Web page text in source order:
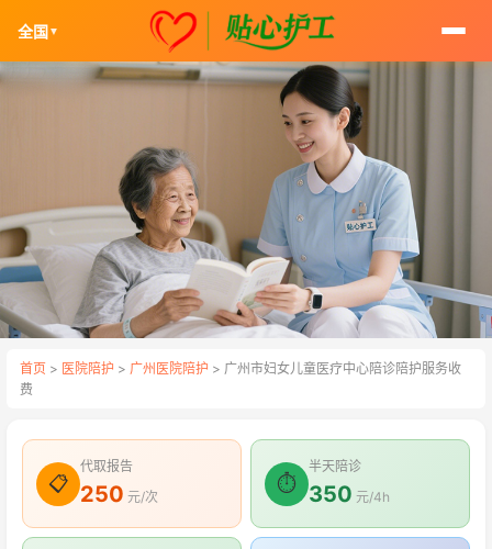
全国 ▼
首页 > 医院陪护 > 广州医院陪护 > 广州市妇女儿童医疗中心陪诊陪护服务收
费
📋
代取报告
250 元/次
⏱
半天陪诊
350 元/4h